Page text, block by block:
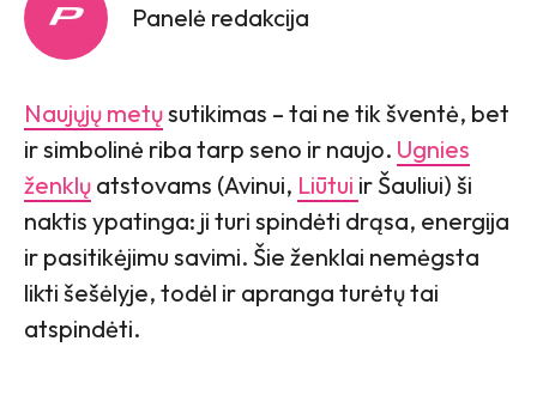
Panelė redakcija
Naujųjų metųsutikimas – tai ne tik šventė, bet
ir simbolinė riba tarp seno ir naujo. Ugnies
ženklų atstovams (Avinui, Liūtui ir Šauliui) ši
naktis ypatinga: ji turi spindėti drąsa, energija
ir pasitikėjimu savimi. Šie ženklai nemėgsta
likti šešėlyje, todėl ir apranga turėtų tai
atspindėti.